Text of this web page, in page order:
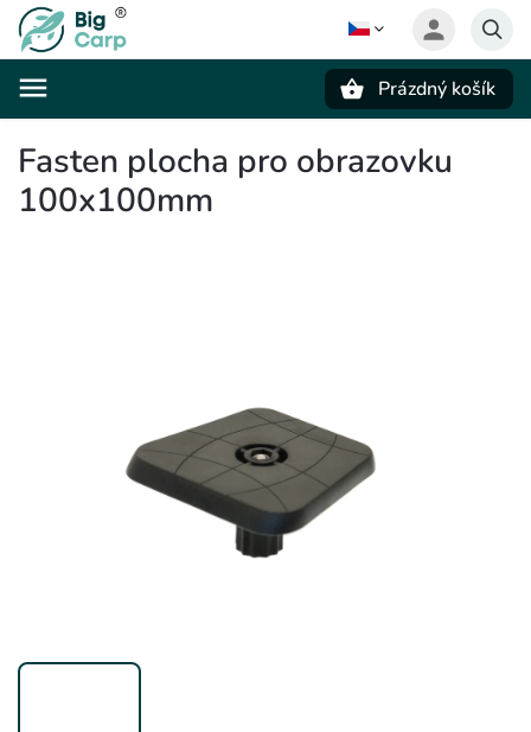
Prázdný košík
Fasten plocha pro obrazovku
100x100mm